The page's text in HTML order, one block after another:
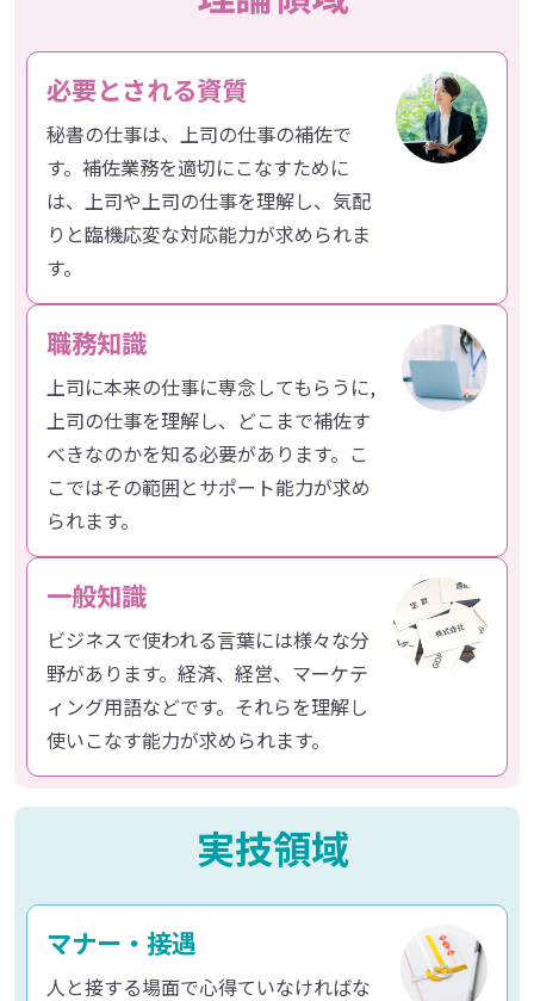
必要とされる資質
秘書の仕事は、上司の仕事の補佐で
す。補佐業務を適切にこなすために
は、上司や上司の仕事を理解し、気配
りと臨機応変な対応能力が求められま
す。
職務知識
上司に本来の仕事に専念してもらうに,
上司の仕事を理解し、どこまで補佐す
べきなのかを知る必要があります。こ
こではその範囲とサポート能力が求め
られます。
一般知識
ビジネスで使われる言葉には様々な分
野があります。経済、経営、マーケテ
ィング用語などです。それらを理解し
使いこなす能力が求められます。
実技領域
マナー・接遇
人と接する場面で心得ていなければな